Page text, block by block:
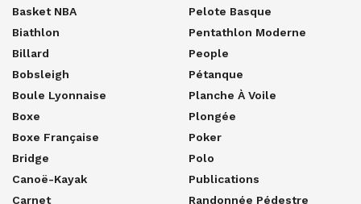
Basket NBA
Biathlon
Billard
Bobsleigh
Boule Lyonnaise
Boxe
Boxe Française
Bridge
Canoë-Kayak
Carnet
Pelote Basque
Pentathlon Moderne
People
Pétanque
Planche À Voile
Plongée
Poker
Polo
Publications
Randonnée Pédestre